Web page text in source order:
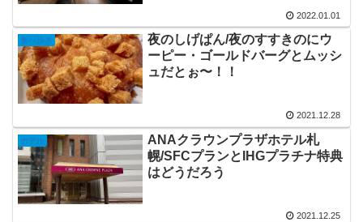
2022.01.01
食べ歩き
夜のしげぱん/夜のすすきのにウ
ーピー・ゴールドバーグとムッシ
ュだとぉ〜！！
2021.12.28
ホテル
ANAクラウンプラザホテル札
幌/SFCプランとIHGプラチナ特典
はどうだろう
2021.12.25